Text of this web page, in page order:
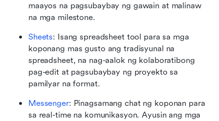
maayos na pagsubaybay ng gawain at malinaw
na mga milestone.
Sheets: Isang spreadsheet tool para sa mga
koponang mas gusto ang tradisyunal na
spreadsheet, na nag-aalok ng kolaboratibong
pag-edit at pagsubaybay ng proyekto sa
pamilyar na format.
Messenger: Pinagsamang chat ng koponan para
sa real-time na komunikasyon. Ayusin ang mga